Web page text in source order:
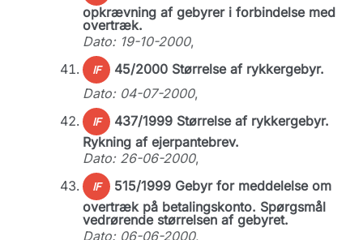
opkrævning af gebyrer i forbindelse med
overtræk.
Dato: 19-10-2000,
IF
45/2000 Størrelse af rykkergebyr.
Dato: 04-07-2000,
IF
437/1999 Størrelse af rykkergebyr.
Rykning af ejerpantebrev.
Dato: 26-06-2000,
IF
515/1999 Gebyr for meddelelse om
overtræk på betalingskonto. Spørgsmål
vedrørende størrelsen af gebyret.
Dato: 06-06-2000,